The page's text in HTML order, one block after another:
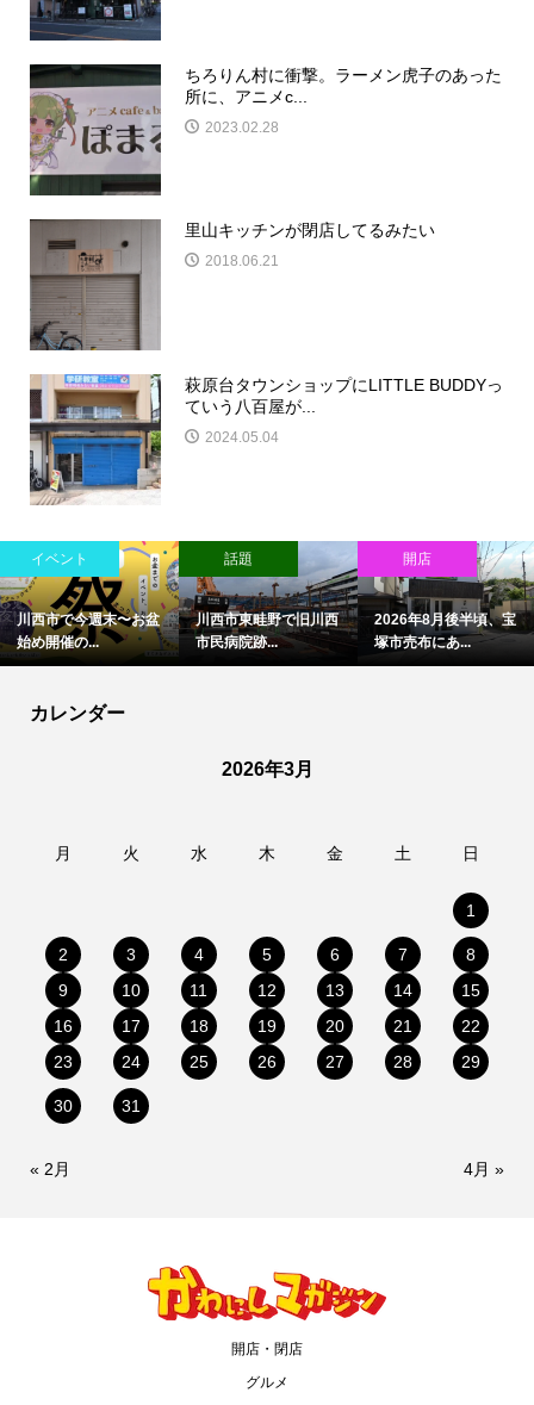
ちろりん村に衝撃。ラーメン虎子のあった
所に、アニメc...
2023.02.28
里山キッチンが閉店してるみたい
2018.06.21
萩原台タウンショップにLITTLE BUDDYっ
ていう八百屋が...
2024.05.04
イベント
川西市で今週末〜お盆
始め開催の...
話題
川西市東畦野で旧川西
市民病院跡...
開店
2026年8月後半頃、宝
塚市売布にあ...
カレンダー
2026年3月
月 火 水 木 金 土 日
1
2 3 4 5 6 7
8
9
10 11 12 13 14
15
16
17 18 19 20 21
22
23
24 25 26 27 28 29
30 31
« 2月 4月 »
開店・閉店
グルメ